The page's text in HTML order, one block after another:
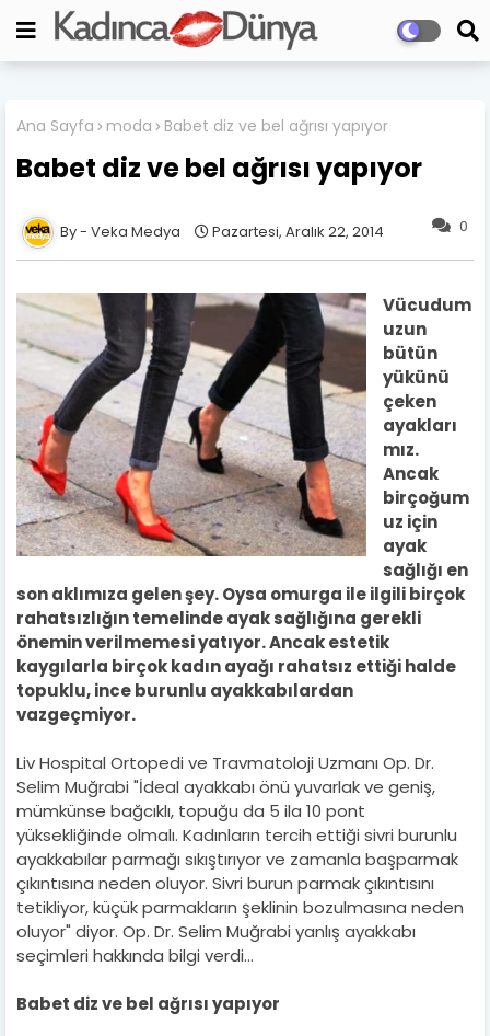
Ana Sayfa moda Babet diz ve bel ağrısı yapıyor
Babet diz ve bel ağrısı yapıyor
0
Veka Medya Pazartesi, Aralık 22, 2014
Vücudum
uzun
bütün
yükünü
çeken
ayakları
mız.
Ancak
birçoğum
uz için
ayak
sağlığı en
son aklımıza gelen şey. Oysa omurga ile ilgili birçok
rahatsızlığın temelinde ayak sağlığına gerekli
önemin verilmemesi yatıyor.Ancak estetik
kaygılarla birçok kadın ayağı rahatsız ettiği halde
topuklu, ince burunlu ayakkabılardan
vazgeçmiyor.
Liv Hospital Ortopedi ve Travmatoloji Uzmanı Op. Dr.
Selim Muğrabi "İdeal ayakkabı önü yuvarlak ve geniş,
mümkünse bağcıklı, topuğu da 5 ila 10 pont
yüksekliğinde olmalı. Kadınların tercih ettiği sivri burunlu
ayakkabılar parmağı sıkıştırıyor ve zamanla başparmak
çıkıntısına neden oluyor. Sivri burun parmak çıkıntısını
tetikliyor, küçük parmakların şeklinin bozulmasına neden
oluyor" diyor. Op. Dr. Selim Muğrabi yanlış ayakkabı
seçimleri hakkında bilgi verdi…
Babet diz ve bel ağrısı yapıyor